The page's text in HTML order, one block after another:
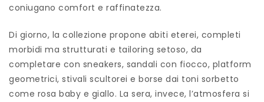
coniugano comfort e raffinatezza.
Di giorno, la collezione propone abiti eterei, completi
morbidi ma strutturati e tailoring setoso, da
completare con sneakers, sandali con fiocco, platform
geometrici, stivali scultorei e borse dai toni sorbetto
come rosa baby e giallo. La sera, invece, l’atmosfera si